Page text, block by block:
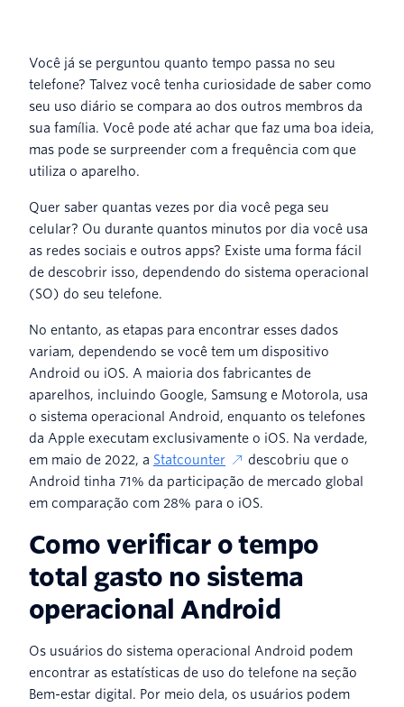
Você já se perguntou quanto tempo passa no seu
telefone? Talvez você tenha curiosidade de saber como
seu uso diário se compara ao dos outros membros da
sua família. Você pode até achar que faz uma boa ideia,
mas pode se surpreender com a frequência com que
utiliza o aparelho.
Quer saber quantas vezes por dia você pega seu
celular? Ou durante quantos minutos por dia você usa
as redes sociais e outros apps? Existe uma forma fácil
de descobrir isso, dependendo do sistema operacional
(SO) do seu telefone.
No entanto, as etapas para encontrar esses dados
variam, dependendo se você tem um dispositivo
Android ou iOS. A maioria dos fabricantes de
aparelhos, incluindo Google, Samsung e Motorola, usa
o sistema operacional Android, enquanto os telefones
da Apple executam exclusivamente o iOS. Na verdade,
em maio de 2022, a Statcounter
descobriu que o
Android tinha 71% da participação de mercado global
em comparação com 28% para o iOS.
Como verificar o tempo
total gasto no sistema
operacional Android
Os usuários do sistema operacional Android podem
encontrar as estatísticas de uso do telefone na seção
Bem-estar digital. Por meio dela, os usuários podem